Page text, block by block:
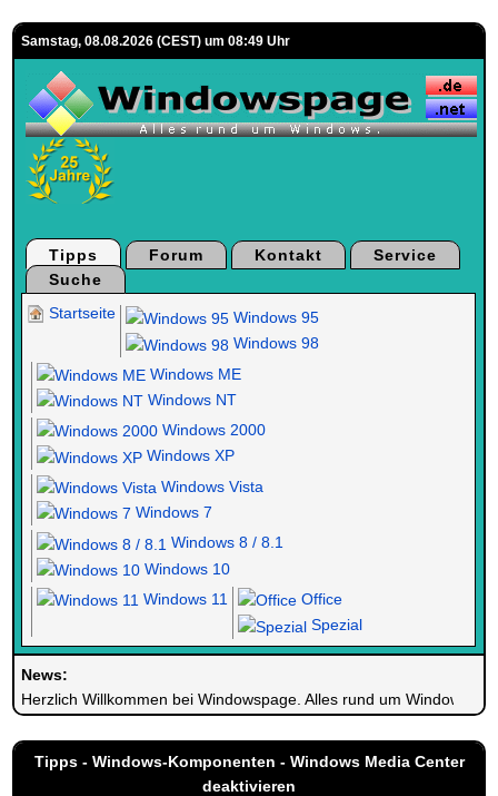
Samstag, 08.08.2026 (CEST) um 08:49 Uhr
Tipps Forum Kontakt
Service
Suche
Startseite
Windows 95
Windows 98
Windows ME
Windows NT
Windows 2000
Windows XP
Windows Vista
Windows 7
Windows 8 / 8.1
Windows 10
Windows 11
Office
Spezial
News:
Herzlich Willkommen bei Windowspage. Alles rund um Windows.
Tipps - Windows-Komponenten - Windows Media Center
deaktivieren